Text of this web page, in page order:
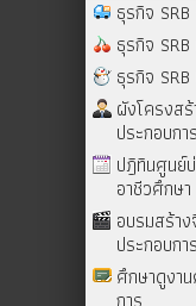
ธุรกิจ
ธุรกิจ SRB
ธุรกิจ
ผังโครงส
ประกอบก
ปฎิทินศูนย์
อาชีวศึกษา
อบรมสร้า
ประกอบก
ศึกษาดูงา